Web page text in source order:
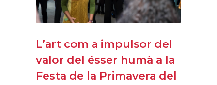
L’art com a impulsor del
valor del ésser humà a la
Festa de la Primavera del